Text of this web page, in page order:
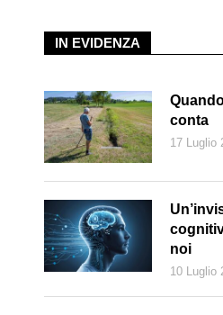
IN EVIDENZA
conta
17 Luglio
noi
10 Luglio